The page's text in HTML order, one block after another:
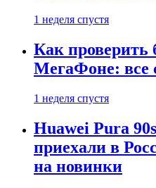
1 неделя спустя
Как проверить
МегаФоне: все
1 неделя спустя
Huawei Pura
приехали в
на новинки